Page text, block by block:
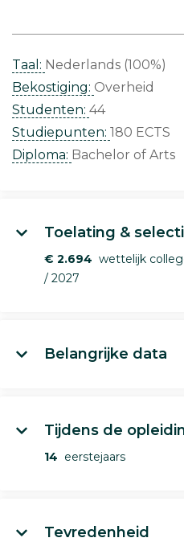
Taal: Nederlands (100%)
Bekostiging: Overheid
Studenten: 44
Studiepunten: 180 ECTS
Diploma: Bachelor of Arts
Toelating &
€ 2.694 wettelijk
/ 2027
Belangrijke data
Tijdens de
14 eerstejaars
Tevredenheid